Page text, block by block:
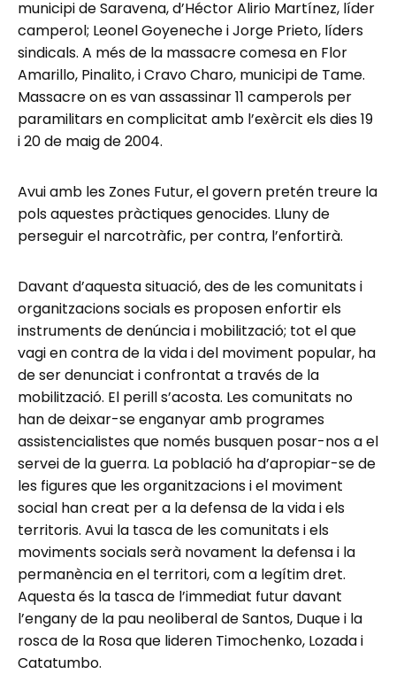
municipi de Saravena, d’Héctor Alirio Martínez, líder
camperol; Leonel Goyeneche i Jorge Prieto, líders
sindicals. A més de la massacre comesa en Flor
Amarillo, Pinalito, i Cravo Charo, municipi de Tame.
Massacre on es van assassinar 11 camperols per
paramilitars en complicitat amb l’exèrcit els dies 19
i 20 de maig de 2004.
Avui amb les Zones Futur, el govern pretén treure la
pols aquestes pràctiques genocides. Lluny de
perseguir el narcotràfic, per contra, l’enfortirà.
Davant d’aquesta situació, des de les comunitats i
organitzacions socials es proposen enfortir els
instruments de denúncia i mobilització; tot el que
vagi en contra de la vida i del moviment popular, ha
de ser denunciat i confrontat a través de la
mobilització. El perill s’acosta. Les comunitats no
han de deixar-se enganyar amb programes
assistencialistes que només busquen posar-nos a el
servei de la guerra. La població ha d’apropiar-se de
les figures que les organitzacions i el moviment
social han creat per a la defensa de la vida i els
territoris. Avui la tasca de les comunitats i els
moviments socials serà novament la defensa i la
permanència en el territori, com a legítim dret.
Aquesta és la tasca de l’immediat futur davant
l’engany de la pau neoliberal de Santos, Duque i la
rosca de la Rosa que lideren Timochenko, Lozada i
Catatumbo.